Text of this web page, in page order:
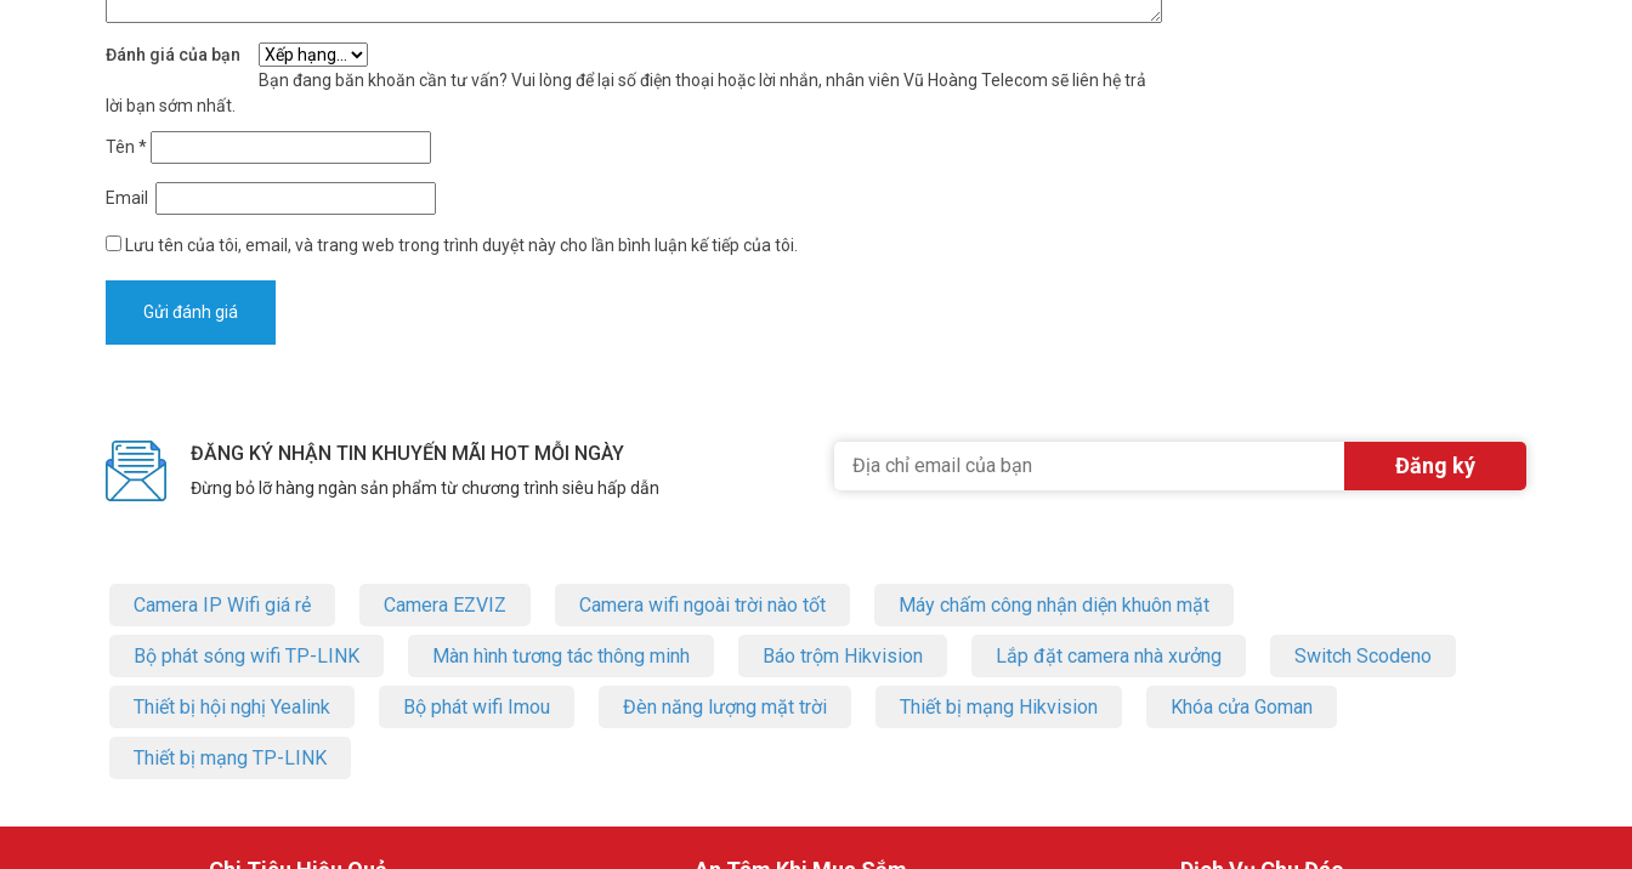
Đánh giá của bạn
Bạn đang băn khoăn cần tư vấn? Vui lòng để lại số điện thoại hoặc lời nhắn, nhân viên Vũ Hoàng Telecom sẽ liên hệ trả
lời bạn sớm nhất.
Tên *
Email
Lưu tên của tôi, email, và trang web trong trình duyệt này cho lần bình luận kế tiếp của tôi.
ĐĂNG KÝ NHẬN TIN KHUYẾN MÃI HOT MỖI NGÀY
Đừng bỏ lỡ hàng ngàn sản phẩm từ chương trình siêu hấp dẫn
Camera IP Wifi giá rẻ Camera EZVIZ Camera wifi ngoài trời nào tốt Máy chấm công nhận diện khuôn mặt
Bộ phát sóng wifi TP-LINK Màn hình tương tác thông minh Báo trộm Hikvision Lắp đặt camera nhà xưởng Switch Scodeno
Thiết bị hội nghị Yealink Bộ phát wifi Imou Đèn năng lượng mặt trời Thiết bị mạng Hikvision Khóa cửa Goman
Thiết bị mạng TP-LINK